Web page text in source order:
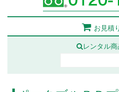
お見積
レンタル